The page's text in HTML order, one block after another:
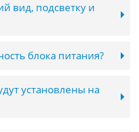
вид, подсветку и
блока питания?
установлены на